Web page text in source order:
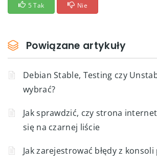
5 Tak Nie
Powiązane artykuły
Debian Stable, Testing czy
wybrać?
Jak sprawdzić, czy strona
się na czarnej liście
Jak zarejestrować błędy z